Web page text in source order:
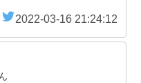
2022-03-16 21:24:12